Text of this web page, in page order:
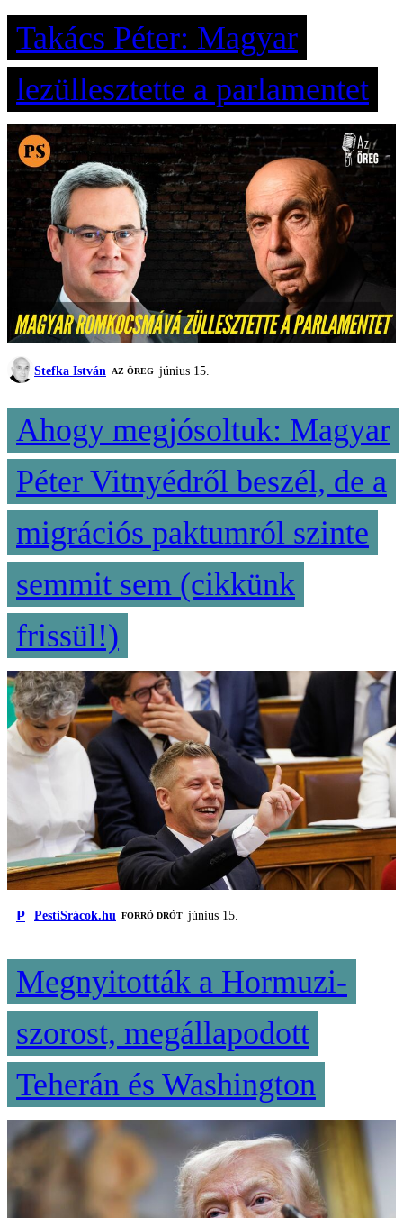
Takács Péter: Magyar
lezüllesztette a parlamentet
Stefka István AZ ÖREG június 15.
Ahogy megjósoltuk: Magyar
Péter Vitnyédről beszél, de a
migrációs paktumról szinte
semmit sem (cikkünk
frissül!)
P PestiSrácok.hu FORRÓ DRÓT június 15.
Megnyitották a Hormuzi-
szorost, megállapodott
Teherán és Washington